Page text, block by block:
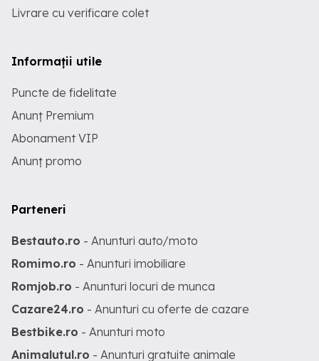
Livrare cu verificare colet
Informații utile
Puncte de fidelitate
Anunț Premium
Abonament VIP
Anunț promo
Parteneri
Bestauto.ro - Anunturi auto/moto
Romimo.ro - Anunturi imobiliare
Romjob.ro - Anunturi locuri de munca
Cazare24.ro - Anunturi cu oferte de cazare
Bestbike.ro - Anunturi moto
Animalutul.ro - Anunturi gratuite animale